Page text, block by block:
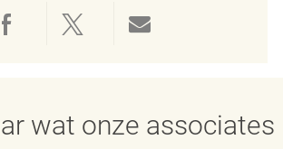
LinkedIn
Delen via Facebook
Delen via twitter
wat onze associates